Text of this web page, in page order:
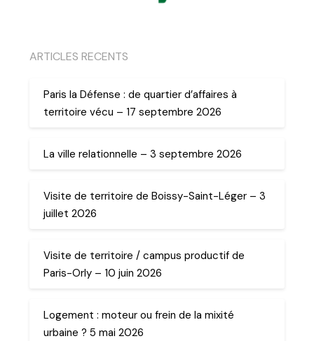
ARTICLES RECENTS
Paris la Défense : de quartier d’affaires à
territoire vécu – 17 septembre 2026
La ville relationnelle – 3 septembre 2026
Visite de territoire de Boissy-Saint-Léger – 3
juillet 2026
Visite de territoire / campus productif de
Paris-Orly – 10 juin 2026
Logement : moteur ou frein de la mixité
urbaine ? 5 mai 2026